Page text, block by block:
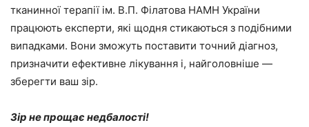
тканинної терапії ім. В.П. Філатова НАМН України
працюють експерти, які щодня стикаються з подібними
випадками. Вони зможуть поставити точний діагноз,
призначити ефективне лікування і, найголовніше —
зберегти ваш зір.
Зір не прощає недбалості!